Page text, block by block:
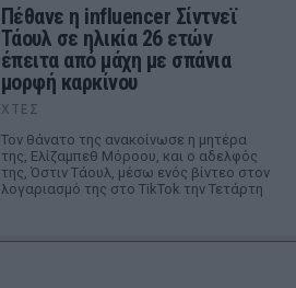
Πέθανε η influencer Σίντνεϊ
Τάουλ σε ηλικία 26 ετών
έπειτα από μάχη με σπάνια
μορφή καρκίνου
ΧΤΕΣ
Τον θάνατο της ανακοίνωσε η μητέρα
της, Ελίζαμπεθ Μόροου, και ο αδελφός
της, Όστιν Τάουλ, μέσω ενός βίντεο στον
λογαριασμό της στο TikTok την Τετάρτη